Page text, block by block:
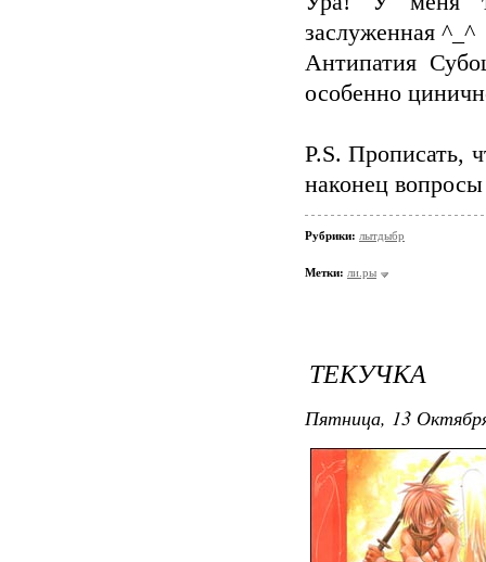
заслуженная ^_^
Антипатия
особенно
P.S. Прописать,
наконец вопросы
Рубрики: лытдыбр
Метки: ли.ры
ТЕКУЧКА
Пятница, 13